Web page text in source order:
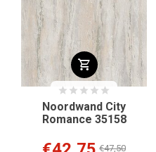
Noordwand City
Romance 35158
€47,50